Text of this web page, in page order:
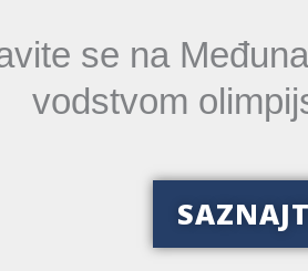
se na
vodstvom